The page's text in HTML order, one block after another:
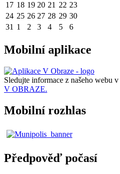
17 18 19 20 21 22 23
24 25 26 27 28 29 30
31 1 2 3 4 5 6
Mobilní aplikace
Sledujte informace z našeho webu v
V OBRAZE.
Mobilní rozhlas
Předpověď počasí